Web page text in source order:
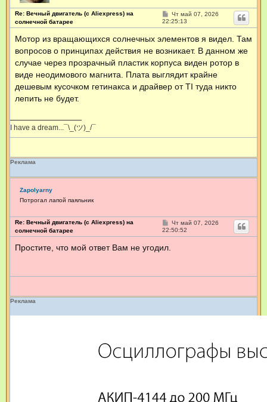
Re: Вечный двигатель (с Aliexpress) на
солнечной батарее
С
о
о
щ
е
и
Чт май 07, 2026
22:25:13
Мотор из вращающихся солнечных элементов я видел. Там
вопросов о принципах действия не возникает. В данном же
случае через прозрачный пластик корпуса виден ротор в
виде неодимового магнита. Плата выглядит крайне
дешевым кусочком гетинакса и драйвер от TI туда никто
лепить не будет.
I have a dream...¯\_(ツ)_/¯
Реклама
Zapolyarny
Потрогал лапой паяльник
Re: Вечный двигатель (с Aliexpress) на
солнечной батарее
С
о
о
щ
Чт май 07, 2026
22:50:52
Простите, что мой ответ Вам не угодил.
Реклама